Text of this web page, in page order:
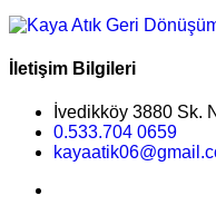
İletişim Bilgileri
İvedikköy 3880 Sk.
0.533.704 0659